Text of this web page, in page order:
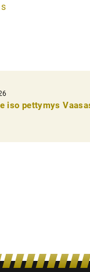
iso pettymys